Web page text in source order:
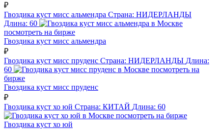
₽
Гвоздика куст мисс альмендра Страна: НИДЕРЛАНДЫ
Длина: 60
посмотреть на бирже
Гвоздика куст мисс альмендра
₽
Гвоздика куст мисс пруденс Страна: НИДЕРЛАНДЫ Длина:
60
посмотреть на
бирже
Гвоздика куст мисс пруденс
₽
Гвоздика куст хо юй Страна: КИТАЙ Длина: 60
посмотреть на бирже
Гвоздика куст хо юй